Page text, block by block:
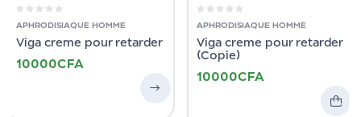
APHRODISIAQUE HOMME
Viga creme pour retarder
10000CFA
APHRODISIAQUE HOMME
Viga creme pour retarder
(Copie)
10000CFA